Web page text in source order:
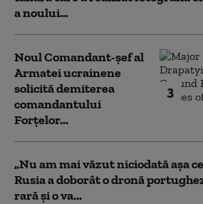
a noului...
3
Noul Comandant-șef al
Armatei ucrainene
solicită demiterea
comandantului
Forțelor...
„Nu am mai văzut niciodată așa
Rusia a doborât o dronă
rară și o va...